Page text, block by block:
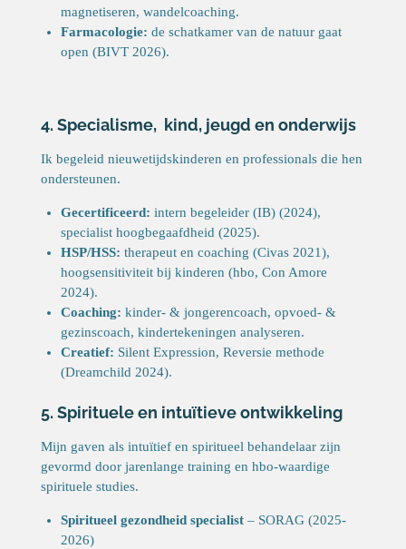
magnetiseren, wandelcoaching.
Farmacologie: de schatkamer van de natuur gaat
open (BIVT 2026).
4. Specialisme, kind, jeugd en onderwijs
Ik begeleid nieuwetijdskinderen en professionals die hen
ondersteunen.
Gecertificeerd: intern begeleider (IB) (2024),
specialist hoogbegaafdheid (2025).
HSP/HSS: therapeut en coaching (Civas 2021),
hoogsensitiviteit bij kinderen (hbo, Con Amore
2024).
Coaching: kinder- & jongerencoach, opvoed- &
gezinscoach, kindertekeningen analyseren.
Creatief: Silent Expression, Reversie methode
(Dreamchild 2024).
5. Spirituele en intuïtieve ontwikkeling
Mijn gaven als intuïtief en spiritueel behandelaar zijn
gevormd door jarenlange training en hbo-waardige
spirituele studies.
Spiritueel gezondheid specialist – SORAG (2025-
2026)